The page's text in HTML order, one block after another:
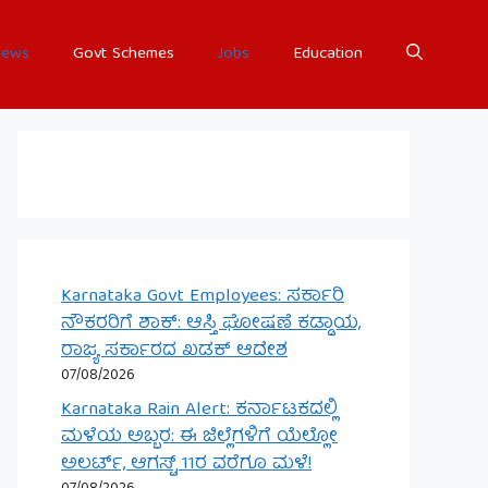
Govt Schemes Jobs Education
Karnataka Govt Employees: ಸರ್ಕಾರಿ
ನೌಕರರಿಗೆ ಶಾಕ್: ಆಸ್ತಿ ಘೋಷಣೆ ಕಡ್ಡಾಯ,
ರಾಜ್ಯ ಸರ್ಕಾರದ ಖಡಕ್ ಆದೇಶ
07/08/2026
Karnataka Rain Alert: ಕರ್ನಾಟಕದಲ್ಲಿ
ಮಳೆಯ ಅಬ್ಬರ: ಈ ಜಿಲ್ಲೆಗಳಿಗೆ ಯೆಲ್ಲೋ
ಅಲರ್ಟ್, ಆಗಸ್ಟ್ 11ರ ವರೆಗೂ ಮಳೆ!